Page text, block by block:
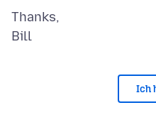
Thanks,
Ich